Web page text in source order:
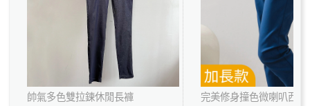
帥氣多色雙拉鍊休閒長褲 完美修身撞色微喇叭西裝